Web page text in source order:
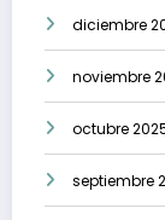
diciembre
noviembre
octubre
septiembre